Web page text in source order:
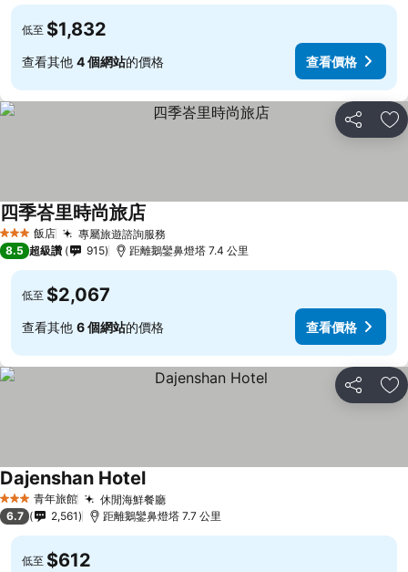
低至 $1,832
查看其他 4 個網站的價格 查看價格
分享 加
3 星級 飯店 專屬旅遊諮詢服務
四季峇里時尚旅店
8.5 超級讚 915 距離鵝鑾鼻燈塔 7.4 公里
低至 $2,067
查看其他 6 個網站的價格 查看價格
分享 加
3 星級 青年旅館 休閒海鮮餐廳
Dajenshan Hotel
6.7 2,561 距離鵝鑾鼻燈塔 7.7 公里
低至 $612